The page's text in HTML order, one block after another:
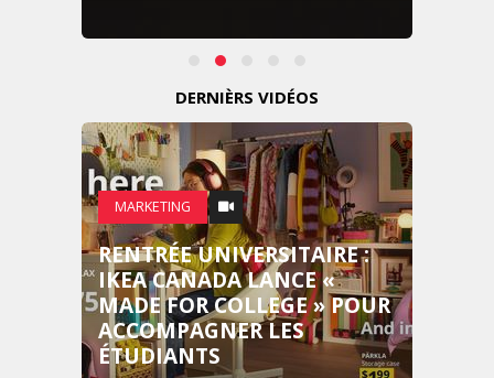
DERNIÈRS VIDÉOS
MARKETING
RENTRÉE UNIVERSITAIRE :
IKEA CANADA LANCE «
MADE FOR COLLEGE » POUR
ACCOMPAGNER LES
ÉTUDIANTS